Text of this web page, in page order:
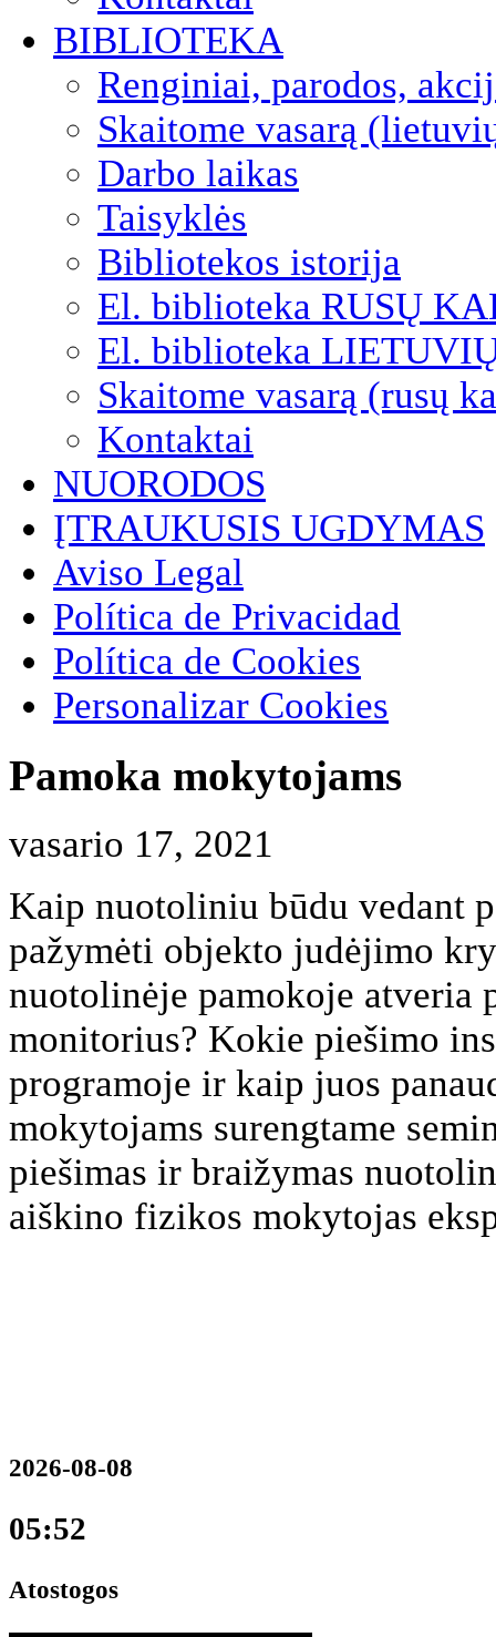
BIBLIOTEKA
Renginiai, parodos,
Skaitome vasarą
Darbo laikas
Taisyklės
Bibliotekos istorija
El. biblioteka RUSŲ
El. biblioteka
Skaitome vasarą (rusų
Kontaktai
NUORODOS
ĮTRAUKUSIS UGDYMAS
Aviso Legal
Política de Privacidad
Política de Cookies
Personalizar Cookies
Pamoka mokytojams
vasario 17, 2021
Kaip nuotoliniu būdu vedant
pažymėti objekto judėjimo
nuotolinėje pamokoje atveria
monitorius? Kokie piešimo
programoje ir kaip juos
mokytojams surengtame
piešimas ir braižymas
aiškino fizikos mokytojas
2026-08-08
05:52
Atostogos